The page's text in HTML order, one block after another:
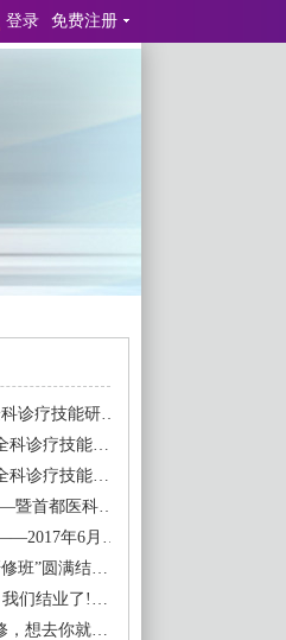
登录 免费注册
四川大学“华西基层医生全科诊疗技能研修班”来啦
2018年6月“湘雅基层医生全科诊疗技能提升研修班”闪亮开班！
2018年6月“湘雅基层医生全科诊疗技能提升研修班”，圆满结业!
精勤医者路 青春逐梦时——暨首都医科大学基层全科医生儿科专项提升研修班开班庆典！
医路求学心，今朝圆梦时——2017年6月北京协和“基层全科医生研修班”闪亮开班！
北京协和“基层全科医生研修班”圆满结业！
7月的湘雅，盛夏的果实，我们结业了!——热烈祝贺2018湘雅研修班4期圆满落幕！
“首医儿科，协和全科”研修，想去你就来，学费我们付！